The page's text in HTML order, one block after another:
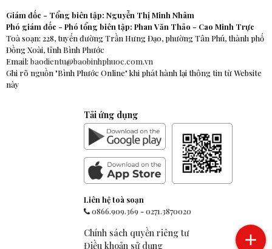
Giám đốc - Tổng biên tập: Nguyễn Thị Minh Nhâm
Phó giám đốc - Phó tổng biên tập: Phan Văn Thảo - Cao Minh Trực
Toà soạn: 228, tuyến đường Trần Hưng Đạo, phường Tân Phú, thành phố
Đồng Xoài, tỉnh Bình Phước
Email: baodientu@baobinhphuoc.com.vn
Ghi rõ nguồn "Bình Phước Online" khi phát hành lại thông tin từ Website
này
Tải ứng dụng
Liên hệ toà soạn
0866.909.369-0271.3870020
Chính sách quyền riêng tư
Điều khoản sử dụng